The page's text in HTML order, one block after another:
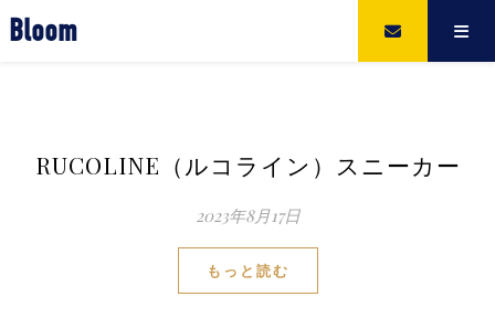
Bloom
RUCOLINE（ルコライン）スニーカー
2023年8月17日
もっと読む